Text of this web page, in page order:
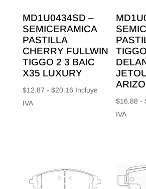
MD1U0434SD –
SEMICERAMICA
PASTILLA
CHERRY FULLWIN
TIGGO 2 3 BAIC
X35 LUXURY
$12.87 - $20.16Rango
$20.16
Incluye
IVA
$16.88 -
IVA